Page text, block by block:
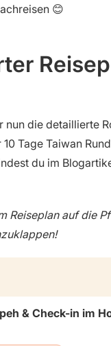
😊
nun die detaillierte
Tage Taiwan
du im
Reiseplan auf die
& Check-in im